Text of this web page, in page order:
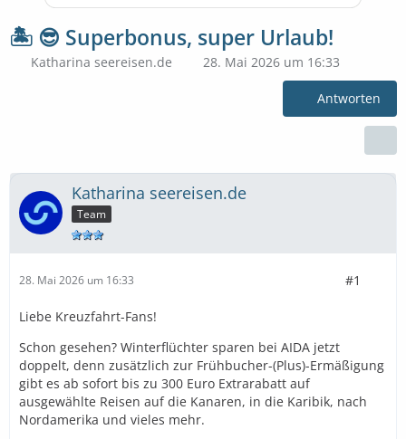
🏝️ 😎 Superbonus, super Urlaub!
Katharina seereisen.de 28. Mai 2026 um 16:33
Antworten
Katharina seereisen.de
Team
28. Mai 2026 um 16:33 #1
Liebe Kreuzfahrt-Fans!
Schon gesehen? Winterflüchter sparen bei AIDA jetzt
doppelt, denn zusätzlich zur Frühbucher-(Plus)-Ermäßigung
gibt es ab sofort bis zu 300 Euro Extrarabatt auf
ausgewählte Reisen auf die Kanaren, in die Karibik, nach
Nordamerika und vieles mehr.